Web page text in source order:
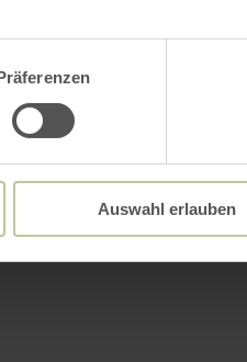
Auswahl erlauben